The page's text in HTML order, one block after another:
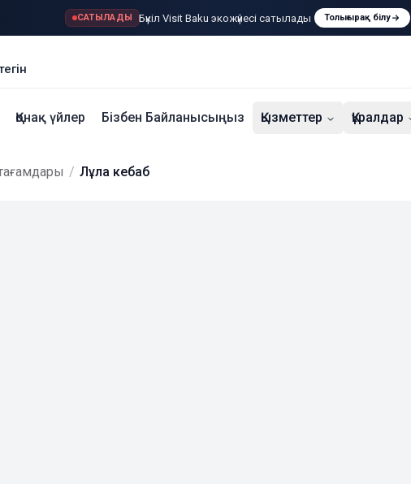
САТЫЛАДЫ Бүкіл Visit Baku экожүйесі сатылады Толығырақ білу
Қонақ үйлер Бізбен Байланысыңыз Қызметтер Құралдар
/ Лұла кебаб